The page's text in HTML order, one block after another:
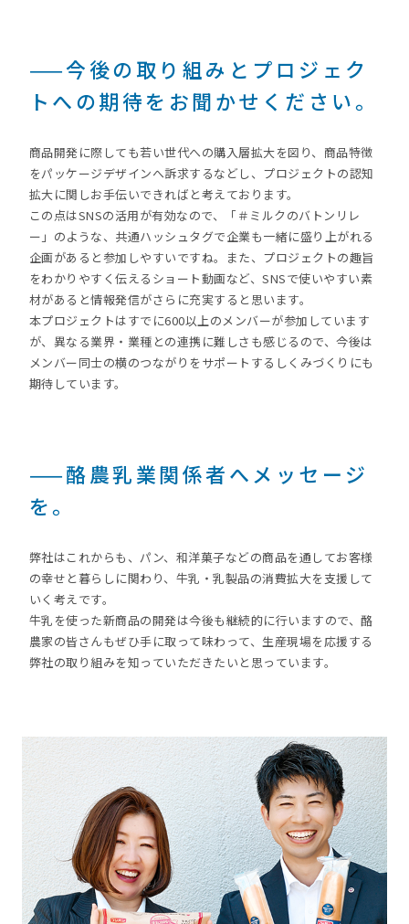
——今後の取り組みとプロジェク
トへの期待をお聞かせください。
商品開発に際しても若い世代への購入層拡大を図り、商品特徴
をパッケージデザインへ訴求するなどし、プロジェクトの認知
拡大に関しお手伝いできればと考えております。
この点はSNSの活用が有効なので、「＃ミルクのバトンリレ
ー」のような、共通ハッシュタグで企業も一緒に盛り上がれる
企画があると参加しやすいですね。また、プロジェクトの趣旨
をわかりやすく伝えるショート動画など、SNSで使いやすい素
材があると情報発信がさらに充実すると思います。
本プロジェクトはすでに600以上のメンバーが参加しています
が、異なる業界・業種との連携に難しさも感じるので、今後は
メンバー同士の横のつながりをサポートするしくみづくりにも
期待しています。
——酪農乳業関係者へメッセージ
を。
弊社はこれからも、パン、和洋菓子などの商品を通してお客様
の幸せと暮らしに関わり、牛乳・乳製品の消費拡大を支援して
いく考えです。
牛乳を使った新商品の開発は今後も継続的に行いますので、酪
農家の皆さんもぜひ手に取って味わって、生産現場を応援する
弊社の取り組みを知っていただきたいと思っています。